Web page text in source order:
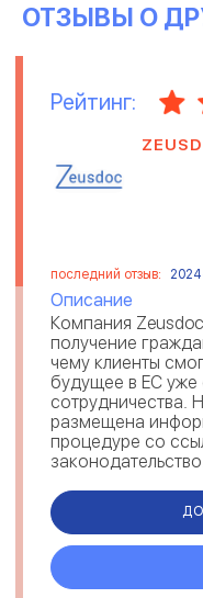
ОТЗЫВЫ О
Рейтинг:
последний отзыв:
Описание
Компания
получение
чему клиенты
будущее в ЕС уже
сотрудничества.
размещена
процедуре со
всех этапах